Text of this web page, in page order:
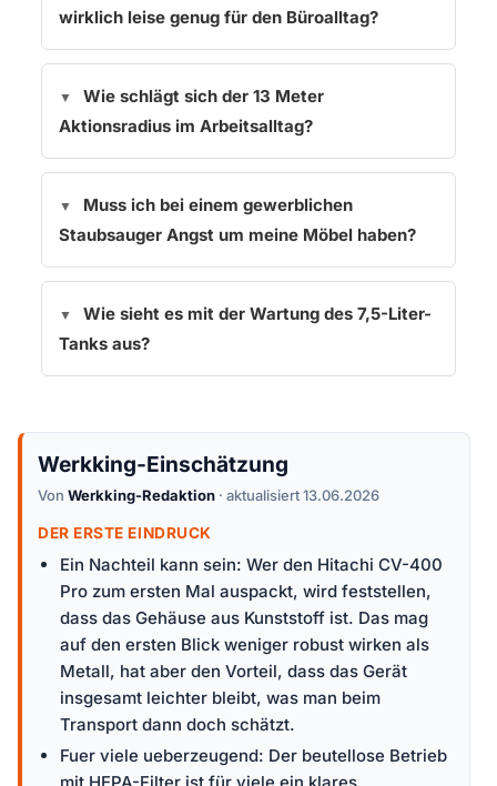
wirklich leise genug für den Büroalltag?
Wie schlägt sich der 13 Meter
Aktionsradius im Arbeitsalltag?
Muss ich bei einem gewerblichen
Staubsauger Angst um meine Möbel haben?
Wie sieht es mit der Wartung des 7,5-Liter-
Tanks aus?
Werkking-Einschätzung
Von Werkking-Redaktion · aktualisiert 13.06.2026
DER ERSTE EINDRUCK
Ein Nachteil kann sein: Wer den Hitachi CV-400
Pro zum ersten Mal auspackt, wird feststellen,
dass das Gehäuse aus Kunststoff ist. Das mag
auf den ersten Blick weniger robust wirken als
Metall, hat aber den Vorteil, dass das Gerät
insgesamt leichter bleibt, was man beim
Transport dann doch schätzt.
Fuer viele ueberzeugend: Der beutellose Betrieb